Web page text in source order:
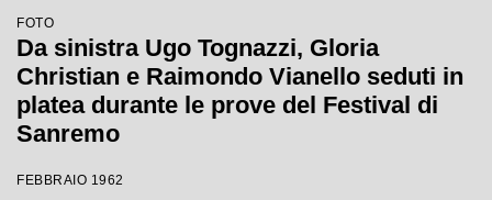
FOTO
Da sinistra Ugo Tognazzi, Gloria
Christian e Raimondo Vianello seduti in
platea durante le prove del Festival di
Sanremo
FEBBRAIO 1962